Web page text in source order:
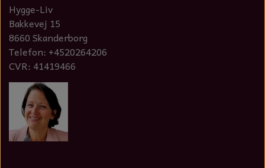
Hygge-Liv
Bakkevej 15
8660 Skanderborg
Telefon: +4520264206
CVR: 41419466